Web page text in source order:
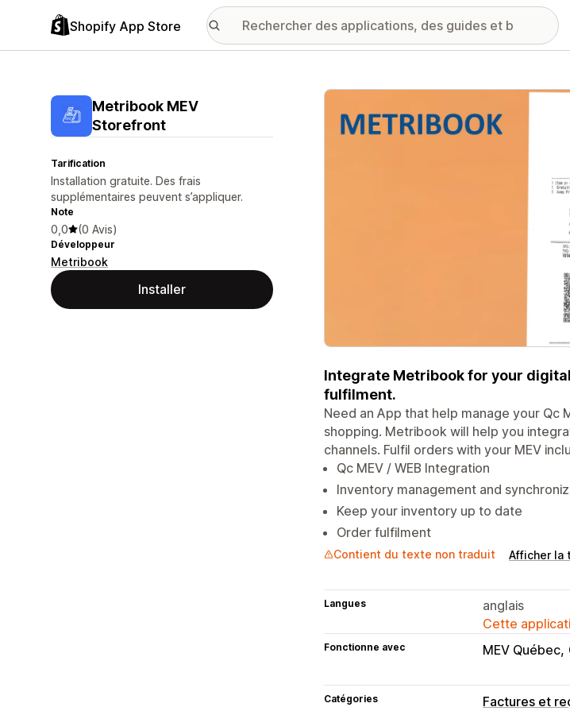
Shopify App Store
Metribook MEV
Storefront
Tarification
Installation gratuite. Des frais
supplémentaires peuvent s’appliquer.
Note
0,0 (0 Avis)
Développeur
Metribook
Installer
Galerie d’images vedette
Integrate Metribook for your
fulfilment.
Need an App that help manage your Qc
shopping. Metribook will help you
channels. Fulfil orders with your MEV
Qc MEV / WEB Integration
Inventory management and
Keep your inventory up to date
Order fulfilment
Contient du texte non traduit Afficher la
Langues
anglais
Cette
Fonctionne avec MEV Québec
Catégories Factures et